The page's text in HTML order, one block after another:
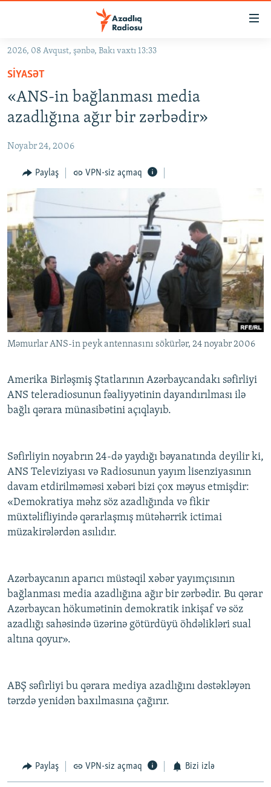
Əsas
qayıt
Əsas
naviqasiyaya
qayıt
Axtarışa
GÜNDƏM
KORRUPSIOMETR
#ƏSLINDƏ
FƏRQƏ BAX
QANUNI DOĞRU
ARAŞDIRMA
MULTIMEDIA
VIDEO
FOTOQALEREYA
İNFOQRAFIKA
KARIKATURA
RADIO ARXIV
OXU ZALI
AZƏRBAYCAN ƏDƏBIYYATI KITABXANASI
İSLAM VƏ DEMOKRATIYA
İZ - MƏDƏNIYYƏT PROQRAMI
HAQQIMIZDA
MISSIYAMIZ
PEŞƏ ETIKASI VƏ JURNALISTIKA STANDARTLARIMIZ
MATERIALLARIMIZDAN ISTIFADƏ
AZADLIQRADIOSU MOBIL TELEFONUNUZDA
XƏBƏR BÜLLETENLƏRIMIZ
BIZI IZLƏ
RFE/RL-in bütün saytları
2026, 08 Avqust, şənbə, Bakı vaxtı 13:33
SIYASƏT
«ANS-in bağlanması media
azadlığına ağır bir zərbədir»
Noyabr 24, 2006
Paylaş VPN-siz açmaq
Məmurlar ANS-in peyk antennasını sökürlər, 24 noyabr 2006
Amerika Birləşmiş Ştatlarının Azərbaycandakı səfirliyi
ANS teleradiosunun fəaliyyətinin dayandırılması ilə
bağlı qərara münasibətini açıqlayıb.
Səfirliyin noyabrın 24-də yaydığı bəyanatında deyilir ki,
ANS Televiziyası və Radiosunun yayım lisenziyasının
davam etdirilməməsi xəbəri bizi çox məyus etmişdir:
«Demokratiya məhz söz azadlığında və fikir
müxtəlifliyində qərarlaşmış mütəhərrik ictimai
müzakirələrdən asılıdır.
Azərbaycanın aparıcı müstəqil xəbər yayımçısının
bağlanması media azadlığına ağır bir zərbədir. Bu qərar
Azərbaycan hökumətinin demokratik inkişaf və söz
azadlığı sahəsində üzərinə götürdüyü öhdəlikləri sual
altına qoyur».
ABŞ səfirliyi bu qərara mediya azadlığını dəstəkləyən
tərzdə yenidən baxılmasına çağırır.
Paylaş VPN-siz açmaq Bizi izlə